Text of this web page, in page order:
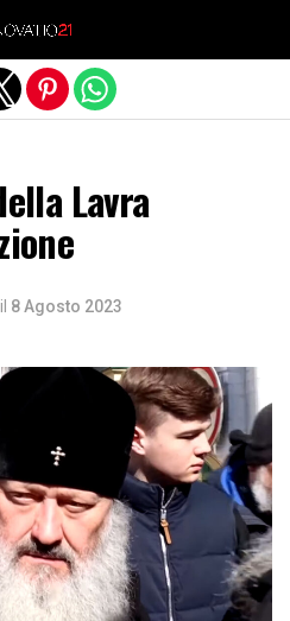
Lavra
il 8 Agosto 2023
version